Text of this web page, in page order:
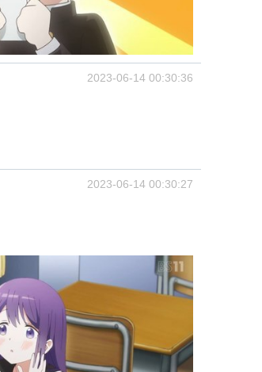
2023-06-14 00:30:36
2023-06-14 00:30:27